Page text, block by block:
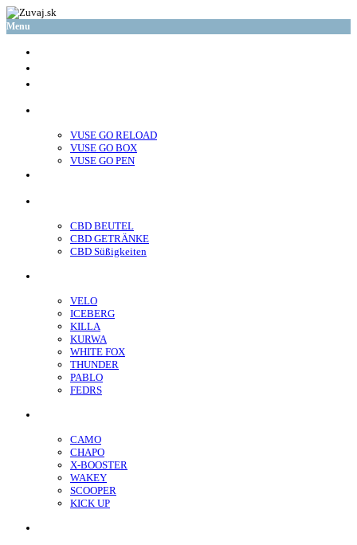
Menu
VUSE GO RELOAD
VUSE GO BOX
VUSE GO PEN
CBD BEUTEL
CBD GETRÄNKE
CBD Süßigkeiten
VELO
ICEBERG
KILLA
KURWA
WHITE FOX
THUNDER
PABLO
FEDRS
CAMO
CHAPO
X-BOOSTER
WAKEY
SCOOPER
KICK UP